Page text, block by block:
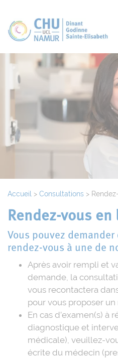
Accueil > Consultations >
Rendez-vous en
Vous pouvez
rendez-vous à une de
Après avoir rempli et
demande, la
vous recontactera
pour vous proposer
En cas d’examen(s) à
diagnostique et
médicale), veuillez-
écrite du médecin